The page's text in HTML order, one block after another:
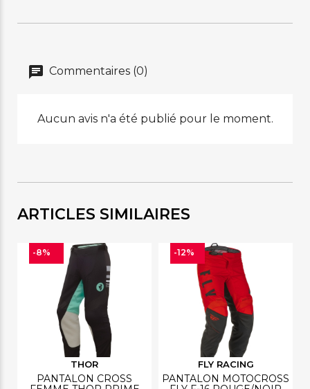
Commentaires (0)
Aucun avis n'a été publié pour le moment.
ARTICLES SIMILAIRES
THOR
PANTALON CROSS
-8%
FLY RACING
PANTALON MOTOCROSS
-12%